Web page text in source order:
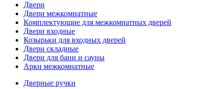
Двери
Двери межкомнатные
Комплектующие для межкомнатных дверей
Двери входные
Козырьки для входных дверей
Двери складные
Двери для бани и сауны
Арки межкомнатные
Дверные ручки